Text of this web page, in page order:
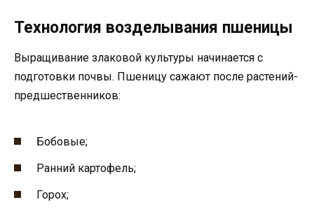
Технология возделывания пшеницы
Выращивание злаковой культуры начинается с
подготовки почвы. Пшеницу сажают после растений-
предшественников:
Бобовые;
Ранний картофель;
Горох;